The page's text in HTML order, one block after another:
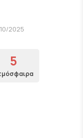
2025
5